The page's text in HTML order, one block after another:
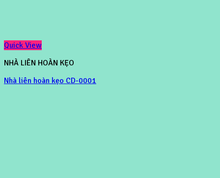
Quick View
NHÀ LIÊN HOÀN KẸO
Nhà liên hoàn kẹo CD-0001